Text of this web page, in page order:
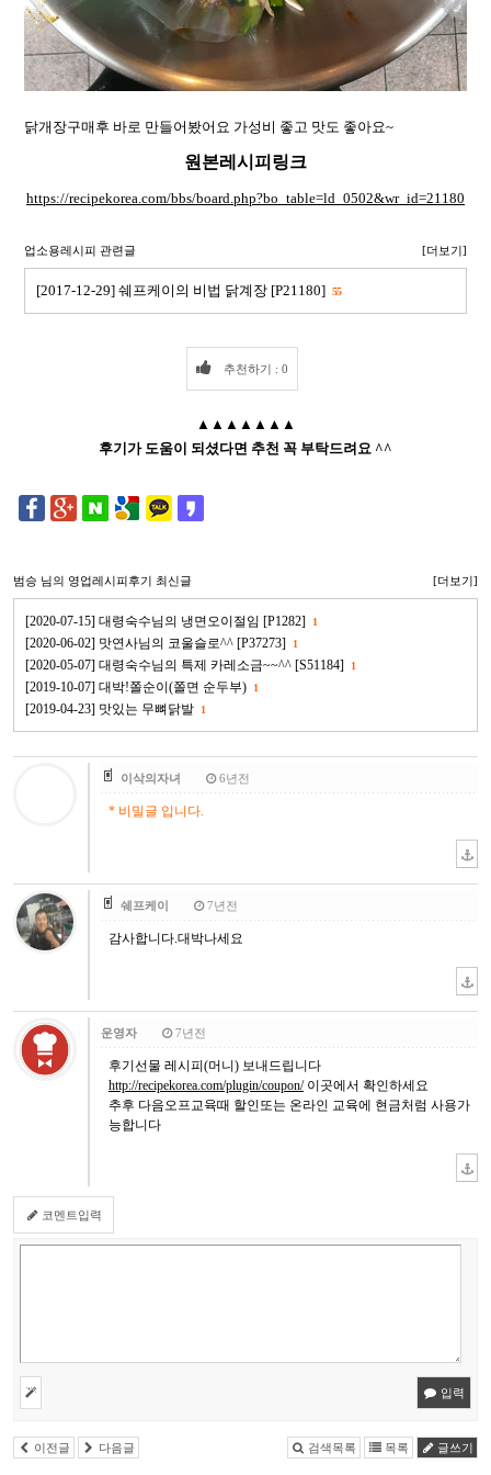
닭개장구매후 바로 만들어봤어요 가성비 좋고 맛도 좋아요~
원본레시피링크
https://recipekorea.com/bbs/board.php?bo_table=ld_0502&wr_id=21180
업소용레시피 관련글 [더보기]
[2017-12-29] 쉐프케이의 비법 닭계장 [P21180] 55
추천하기 : 0
▲▲▲▲▲▲▲
후기가 도움이 되셨다면 추천 꼭 부탁드려요 ^^
범승 님의 영업레시피후기 최신글 [더보기]
[2020-07-15] 대령숙수님의 냉면오이절임 [P1282] 1
[2020-06-02] 맛연사님의 코울슬로^^ [P37273] 1
[2020-05-07] 대령숙수님의 특제 카레소금~~^^ [S51184] 1
[2019-10-07] 대박!쫄순이(쫄면 순두부) 1
[2019-04-23] 맛있는 무뼈닭발 1
이삭의자녀 6년전
* 비밀글 입니다.
쉐프케이 7년전
감사합니다.대박나세요
운영자 7년전
후기선물 레시피(머니) 보내드립니다
http://recipekorea.com/plugin/coupon/이곳에서 확인하세요
추후 다음오프교육때 할인또는 온라인 교육에 현금처럼 사용가
능합니다
코멘트입력
입력
이전글 다음글 검색목록 목록 글쓰기